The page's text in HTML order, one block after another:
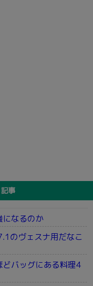
事
になるのか
のヴェスナ用だなこ
どバッグにある料理4